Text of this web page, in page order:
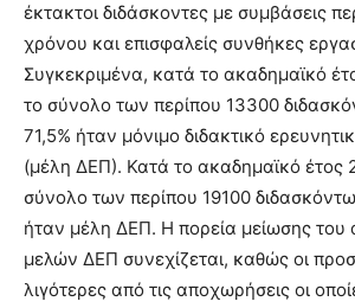
έκτακτοι διδάσκοντες με συμβάσεις
χρόνου και επισφαλείς συνθήκες
Συγκεκριμένα, κατά το ακαδημαϊκό
το σύνολο των περίπου 13300
71,5% ήταν μόνιμο διδακτικό
(μέλη ΔΕΠ). Κατά το ακαδημαϊκό έτος
σύνολο των περίπου 19100
ήταν μέλη ΔΕΠ. Η πορεία μείωσης του
μελών ΔΕΠ συνεχίζεται, καθώς οι
λιγότερες από τις αποχωρήσεις οι